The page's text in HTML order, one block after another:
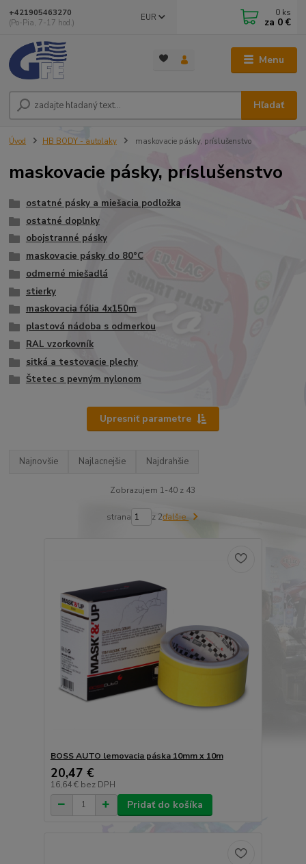
Menu
EUR
Hľadať
+421905463270
(Po-Pia, 7-17 hod.)
0 ks
za 0 €
Úvod HB BODY - autolaky maskovacie pásky, príslušenstvo
maskovacie pásky, príslušenstvo
ostatné pásky a miešacia podložka
ostatné doplnky
obojstranné pásky
maskovacie pásky do 80°C
odmerné miešadlá
stierky
maskovacia fólia 4x150m
plastová nádoba s odmerkou
RAL vzorkovník
sitká a testovacie plechy
Štetec s pevným nylonom
Upresniť parametre
Najnovšie Najlacnejšie Najdrahšie
Zobrazujem 1-40 z 43
strana z 2ďalšie
BOSS AUTO lemovacia páska 10mm x 10m
20,47 €
16,64 € bez DPH
Pridať do košíka